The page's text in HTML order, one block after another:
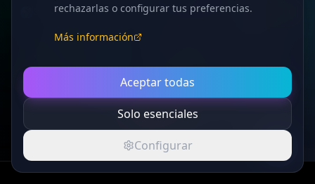
rechazarlas o configurar tus preferencias.
Más información
Aceptar todas
Solo esenciales
Configurar
Suecia 1 🇩🇪Alemania 8 🌍Bulgaria 1 🌍
España
Turquía 1 🌍Dinamarca
🇦🇹Austria 1